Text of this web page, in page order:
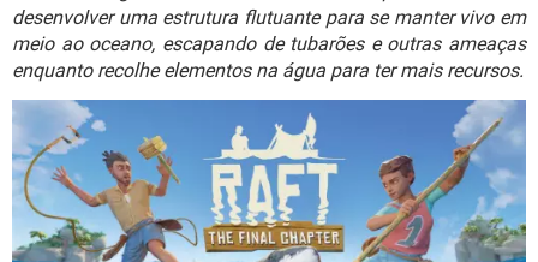
GUIA DE COMPRAS
desenvolver uma estrutura flutuante para se manter vivo em
meio ao oceano, escapando de tubarões e outras ameaças
enquanto recolhe elementos na água para ter mais recursos.